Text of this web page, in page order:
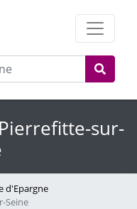
sur-
d'Epargne
Seine